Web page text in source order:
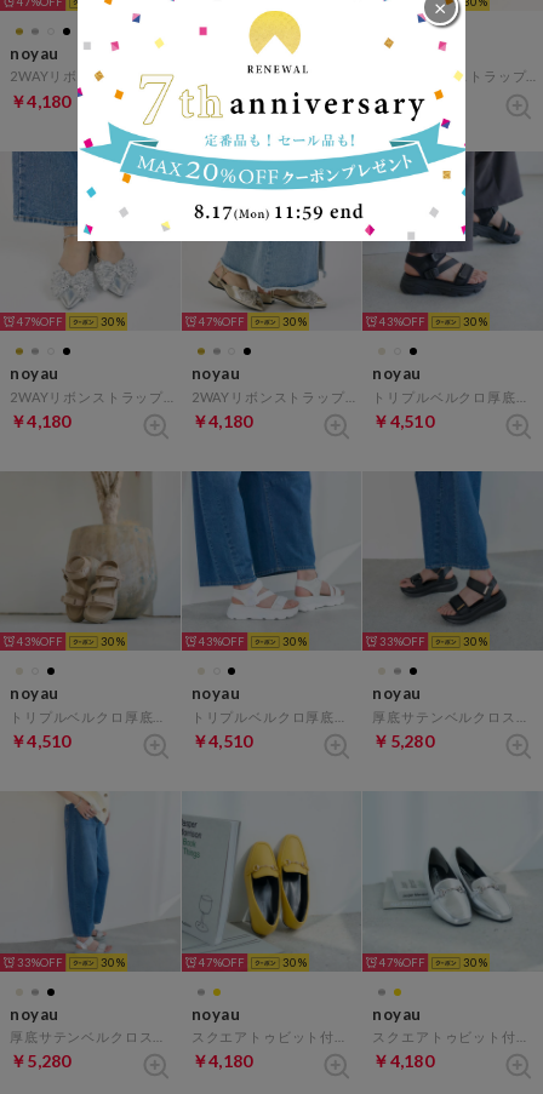
noyau
2WAYリボンストラップミュールパンプス （ブラックキジ）
￥4,180 ￥4,180
noyau
￥4,180
47% 30
noyau
￥4,180
47% 30
noyau
￥4,180
43% 30
noyau
￥4,510
43% 30
noyau
￥4,510
43% 30
noyau
￥4,510
33% 30
noyau
￥5,280
33% 30
noyau
￥5,280
47% 30
noyau
￥4,180
47% 30
noyau
￥4,180
×